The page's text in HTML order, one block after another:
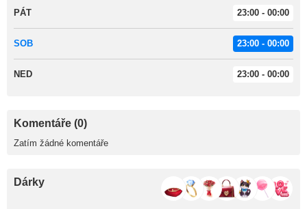
PÁT 23:00 - 00:00
SOB 23:00 - 00:00
NED 23:00 - 00:00
Komentáře (0)
Zatím žádné komentáře
Dárky